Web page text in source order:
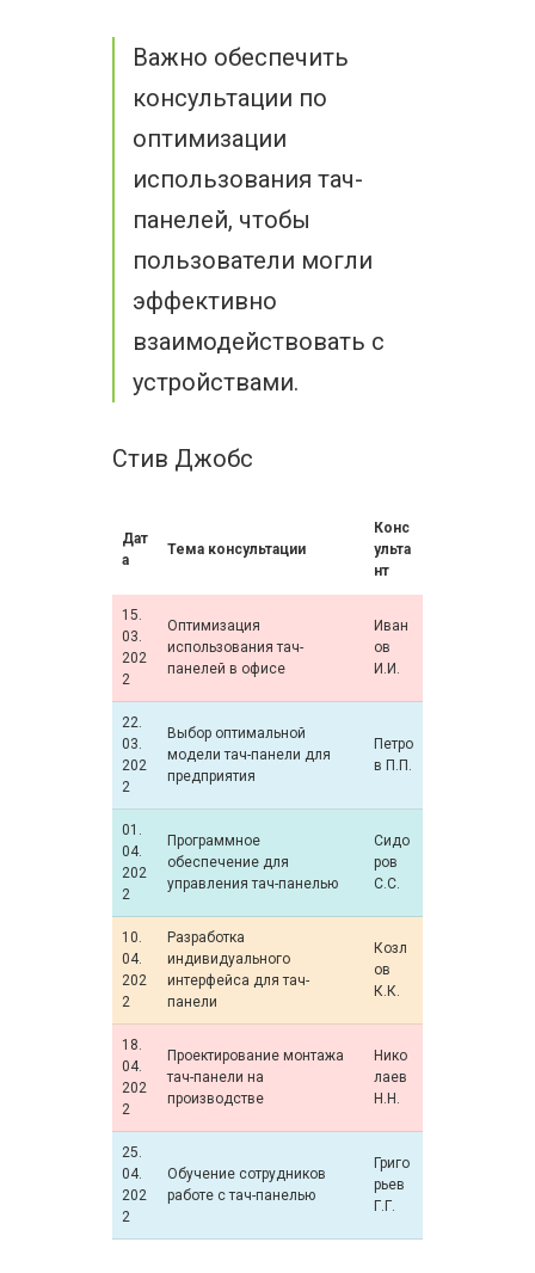
Важно обеспечить
консультации по
оптимизации
использования тач-
панелей, чтобы
пользователи могли
эффективно
взаимодействовать с
устройствами.
Стив Джобс
Дат
а
Тема консультации
Конс
ульта
нт
15.
03.
202
2
Оптимизация
использования тач-
панелей в офисе
Иван
ов
И.И.
22.
03.
202
2
Выбор оптимальной
модели тач-панели для
предприятия
Петро
в П.П.
01.
04.
202
2
Программное
обеспечение для
управления тач-панелью
Сидо
ров
С.С.
10.
04.
202
2
Разработка
индивидуального
интерфейса для тач-
панели
Козл
ов
К.К.
18.
04.
202
2
Проектирование монтажа
тач-панели на
производстве
Нико
лаев
Н.Н.
25.
04.
202
2
Обучение сотрудников
работе с тач-панелью
Григо
рьев
Г.Г.